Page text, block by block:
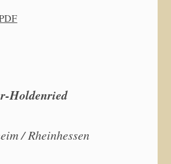
Holdenried
/ Rheinhessen